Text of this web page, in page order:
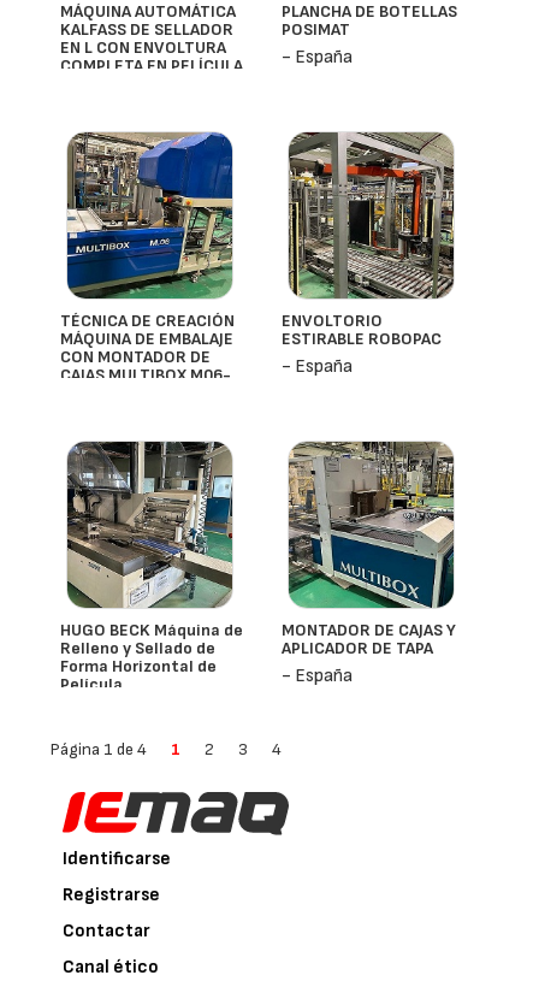
MÁQUINA AUTOMÁTICA
KALFASS DE SELLADOR
EN L CON ENVOLTURA
COMPLETA EN PELÍCULA
PLANCHA DE BOTELLAS
POSIMAT
- España
TÉCNICA DE CREACIÓN
MÁQUINA DE EMBALAJE
CON MONTADOR DE
CAJAS MULTIBOX M06-
ENVOLTORIO
ESTIRABLE ROBOPAC
- España
HUGO BECK Máquina de
Relleno y Sellado de
Forma Horizontal de
Película
MONTADOR DE CAJAS Y
APLICADOR DE TAPA
- España
Página 1 de 4 1 2 3 4
Identificarse
Registrarse
Contactar
Canal ético